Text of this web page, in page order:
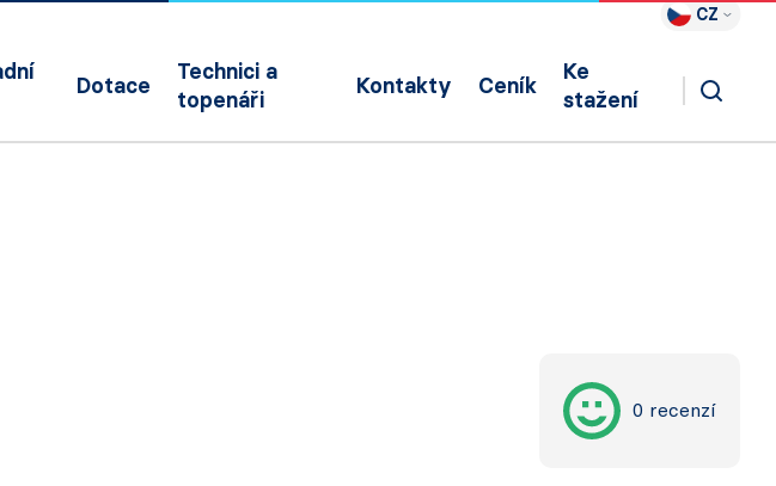
CZ
Dotace
Technici a
topenáři
Kontakty Ceník
Ke
stažení
0 recenzí